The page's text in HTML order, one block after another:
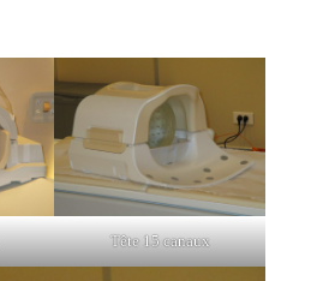
Tête 15 canaux